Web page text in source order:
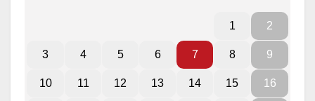
1 2
3 4 5 6 7 8 9
10 11 12 13 14 15 16